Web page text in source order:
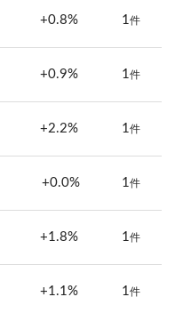
+0.8% 1件
+0.9% 1件
+2.2% 1件
+0.0% 1件
+1.8% 1件
+1.1% 1件